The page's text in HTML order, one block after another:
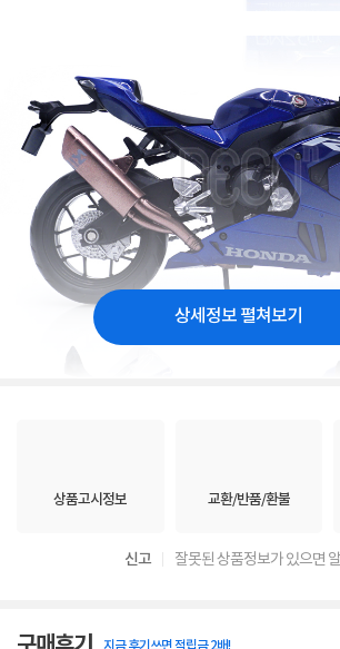
상세정보 펼쳐보기
상품고시정보 교환/반품/환불
신고 잘못된 상품정보가 있으면
지금 후기쓰면 적립금 2배!